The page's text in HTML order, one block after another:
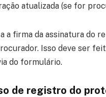
atualizada (se for
a firma da assinatura do
Isso deve ser
do formulário.
de registro do